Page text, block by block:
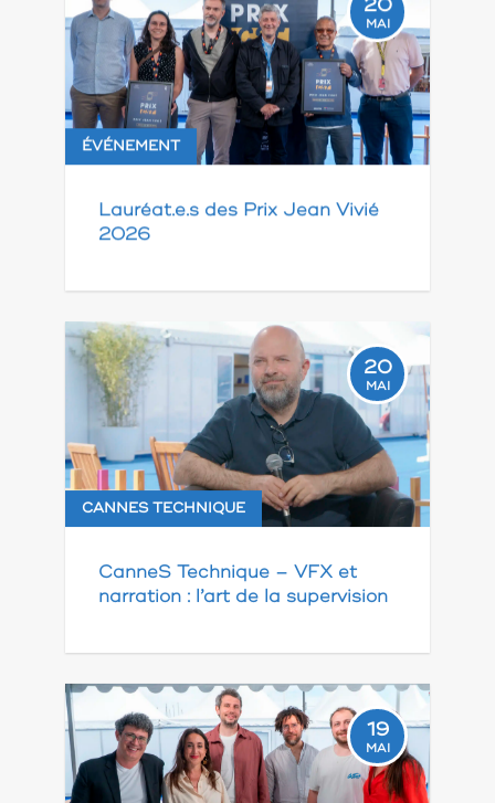
MAI
ÉVÉNEMENT
Lauréat.e.s des Prix Jean Vivié
2026
20
MAI
CANNES TECHNIQUE
CanneS Technique – VFX et
narration : l’art de la supervision
19
MAI